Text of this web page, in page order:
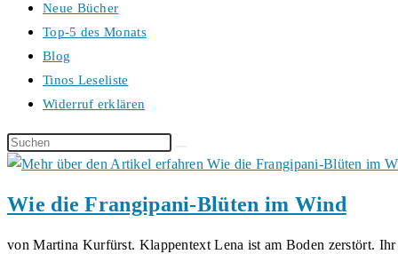
Neue Bücher
Top-5 des Monats
Blog
Tinos Leseliste
Widerruf erklären
Diese
Website
Wie die Frangipani-Blüten im Wind
von Martina Kurfürst. Klappentext Lena ist am Boden zerstört.